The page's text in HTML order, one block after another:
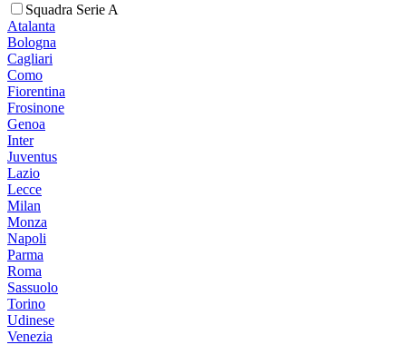
Squadra Serie A
Atalanta
Bologna
Cagliari
Como
Fiorentina
Frosinone
Genoa
Inter
Juventus
Lazio
Lecce
Milan
Monza
Napoli
Parma
Roma
Sassuolo
Torino
Udinese
Venezia